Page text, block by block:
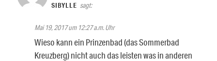
SIBYLLE sagt:
Mai 19, 2017 um 12:27 a.m. Uhr
Wieso kann ein Prinzenbad (das Sommerbad
Kreuzberg) nicht auch das leisten was in anderen